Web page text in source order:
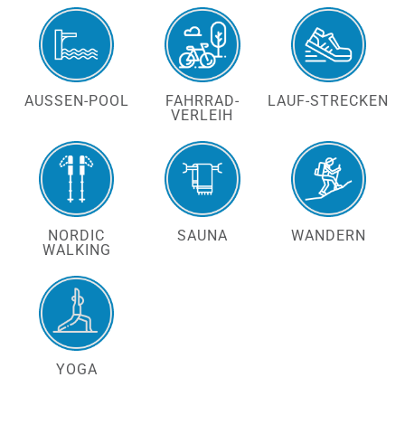
AUSSEN-POOL
FAHRRAD-
VERLEIH
LAUF-STRECKEN
NORDIC
WALKING
SAUNA WANDERN
YOGA